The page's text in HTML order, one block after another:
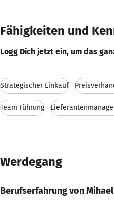
Fähigkeiten und
Logg Dich jetzt ein, um das
Strategischer Einkauf
Team Führung
Werdegang
Berufserfahrung von